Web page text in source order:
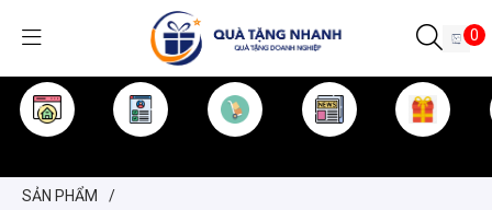
0
SẢN PHẨM
/